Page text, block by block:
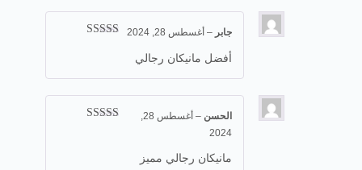
جابر – أغسطس 28, 2024
أفضل مانيكان رجالي
الحسن –
2024
مانيكان رجالي مميز